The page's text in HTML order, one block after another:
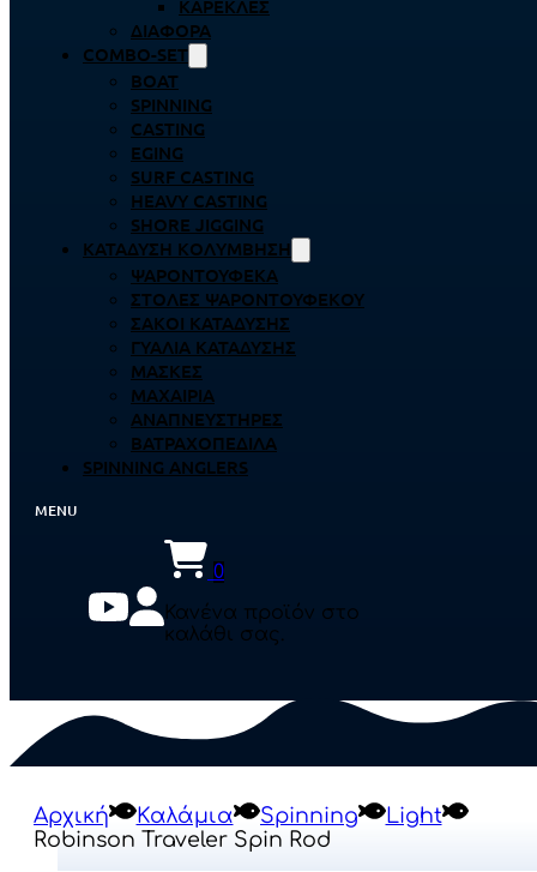
ΚΑΡΈΚΛΕΣ
ΔΙΆΦΟΡΑ
COMBO-SET
BOAT
SPINNING
CASTING
EGING
SURF CASTING
HEAVY CASTING
SHORE JIGGING
ΚΑΤΆΔΥΣΗ ΚΟΛΎΜΒΗΣΗ
ΨΑΡΟΝΤΟΎΦΕΚΑ
ΣΤΟΛΈΣ ΨΑΡΟΝΤΟΎΦΕΚΟΥ
ΣΆΚΟΙ ΚΑΤΆΔΥΣΗΣ
ΓΥΑΛΙΆ ΚΑΤΆΔΥΣΗΣ
ΜΆΣΚΕΣ
ΜΑΧΑΊΡΙΑ
ΑΝΑΠΝΕΥΣΤΉΡΕΣ
ΒΑΤΡΑΧΟΠΈΔΙΛΑ
SPINNING ANGLERS
0
Κανένα προϊόν στο
καλάθι σας.
Αρχική Καλάμια Spinning
Light
Robinson Traveler Spin Rod